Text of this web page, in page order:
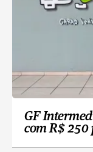
GF
com R$ 250